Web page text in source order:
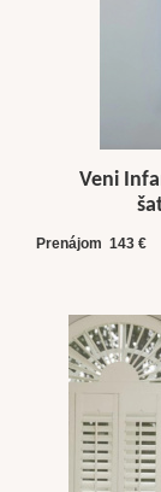
Veni
Prenájom 143 €